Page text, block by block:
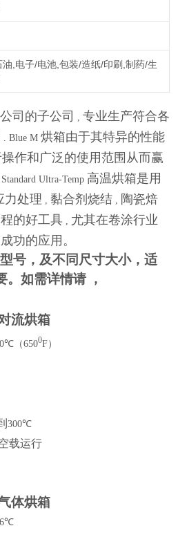
油,电子/电池,包装/造纸/印刷,制药/生
公司的子公司 ,专业生产符合各
. Blue M烘箱由于其特异的性能
作和广泛的使用范围从而赢
Standard Ultra-Temp 高温烘箱是用
力处理 ,黏合剂烧结 , 陶瓷焙
的好工具 , 尤其在卷涂行业
功的应用。
号，及不同尺寸大小，适
。如需详情请 ，
流烘箱
（6500F）
300℃
载运行
体烘箱